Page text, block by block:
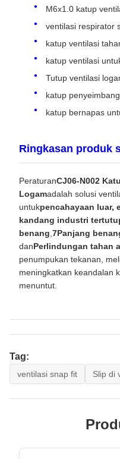
M6x1.0 katup
ventilasi respirator
katup ventilasi
katup ventilasi
Tutup ventilasi
katup
katup bernapas
Ringkasan produk
PeraturanCJ06-N002
Logamadalah solusi
untukpencahayaan luar,
kandang industri
benang 7Panjang
danPerlindungan tahan
penumpukan tekanan,
meningkatkan keandalan
menuntut.
Tag:
ventilasi snap fit Slip di